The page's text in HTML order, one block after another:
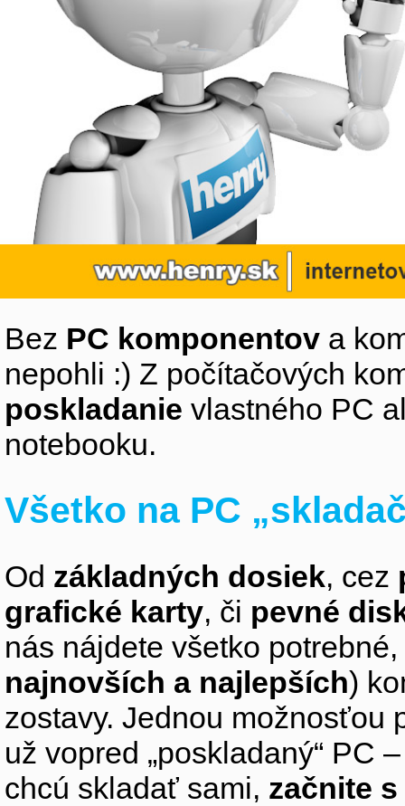
Bez PC komponentov a
nepohli :) Z počítačových
poskladanie vlastného PC
notebooku.
Všetko na PC
Od základných dosiek, cez
grafické karty, či pevné
nás nájdete všetko
najnovších a najlepších)
zostavy. Jednou možnosťou
už vopred „poskladaný“ PC
chcú skladať sami, začnite